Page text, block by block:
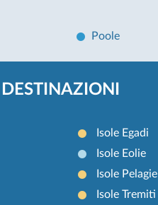
Poole
DESTINAZIONI
Isole Egadi
Isole Eolie
Isole Pelagie
Isole Tremiti